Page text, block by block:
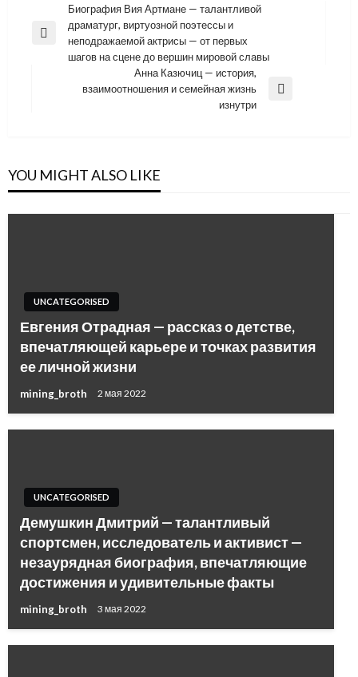
Навигация
по
записям
Previous
Биография Вия Артмане — талантливой
драматург, виртуозной поэтессы и
неподражаемой актрисы — от первых
шагов на сцене до вершин мировой славы
Анна Казючиц — история,
взаимоотношения и семейная жизнь
изнутри
YOU MIGHT ALSO LIKE
UNCATEGORISED
Евгения Отрадная — рассказ о детстве,
впечатляющей карьере и точках развития
ее личной жизни
mining_broth 2 мая 2022
UNCATEGORISED
Демушкин Дмитрий — талантливый
спортсмен, исследователь и активист —
незаурядная биография, впечатляющие
достижения и удивительные факты
mining_broth 3 мая 2022